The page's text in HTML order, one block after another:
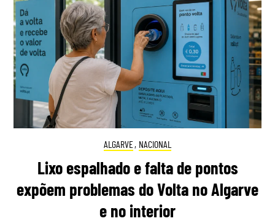
ALGARVE, NACIONAL
Lixo espalhado e falta de pontos
expõem problemas do Volta no Algarve
e no interior